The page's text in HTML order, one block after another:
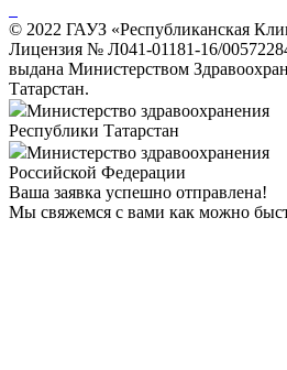
© 2022 ГАУЗ «Республиканская
Лицензия № Л041-01181-16/
выдана Министерством
Татарстан.
Министерство здравоохранения
Республики Татарстан
Министерство здравоохранения
Российской Федерации
Ваша заявка успешно отправлена!
Мы свяжемся с вами как можно